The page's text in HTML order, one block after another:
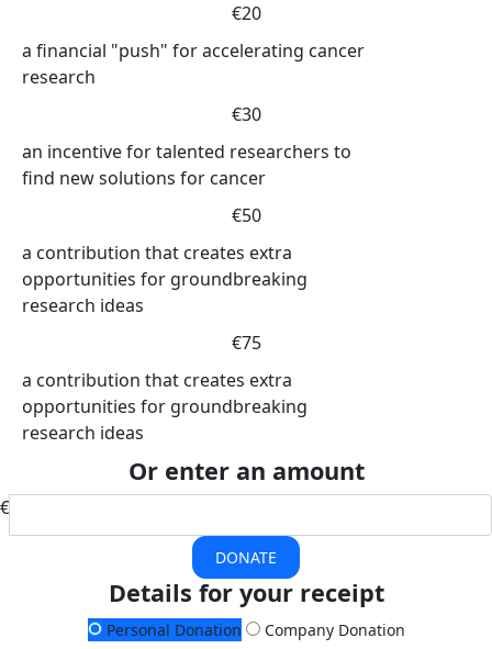
€20
a financial "push" for accelerating cancer
research
€30
an incentive for talented researchers to
find new solutions for cancer
€50
a contribution that creates extra
opportunities for groundbreaking
research ideas
€75
a contribution that creates extra
opportunities for groundbreaking
research ideas
Or enter an amount
€
DONATE
Details for your receipt
Personal Donation
Company Donation